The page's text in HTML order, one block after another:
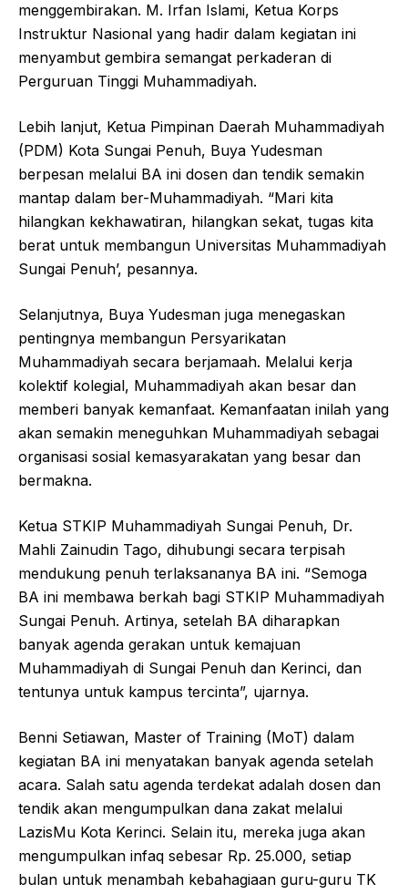
menggembirakan. M. Irfan Islami, Ketua Korps
Instruktur Nasional yang hadir dalam kegiatan ini
menyambut gembira semangat perkaderan di
Perguruan Tinggi Muhammadiyah.
Lebih lanjut, Ketua Pimpinan Daerah Muhammadiyah
(PDM) Kota Sungai Penuh, Buya Yudesman
berpesan melalui BA ini dosen dan tendik semakin
mantap dalam ber-Muhammadiyah. “Mari kita
hilangkan kekhawatiran, hilangkan sekat, tugas kita
berat untuk membangun Universitas Muhammadiyah
Sungai Penuh’, pesannya.
Selanjutnya, Buya Yudesman juga menegaskan
pentingnya membangun Persyarikatan
Muhammadiyah secara berjamaah. Melalui kerja
kolektif kolegial, Muhammadiyah akan besar dan
memberi banyak kemanfaat. Kemanfaatan inilah yang
akan semakin meneguhkan Muhammadiyah sebagai
organisasi sosial kemasyarakatan yang besar dan
bermakna.
Ketua STKIP Muhammadiyah Sungai Penuh, Dr.
Mahli Zainudin Tago, dihubungi secara terpisah
mendukung penuh terlaksananya BA ini. “Semoga
BA ini membawa berkah bagi STKIP Muhammadiyah
Sungai Penuh. Artinya, setelah BA diharapkan
banyak agenda gerakan untuk kemajuan
Muhammadiyah di Sungai Penuh dan Kerinci, dan
tentunya untuk kampus tercinta”, ujarnya.
Benni Setiawan, Master of Training (MoT) dalam
kegiatan BA ini menyatakan banyak agenda setelah
acara. Salah satu agenda terdekat adalah dosen dan
tendik akan mengumpulkan dana zakat melalui
LazisMu Kota Kerinci. Selain itu, mereka juga akan
mengumpulkan infaq sebesar Rp. 25.000, setiap
bulan untuk menambah kebahagiaan guru-guru TK